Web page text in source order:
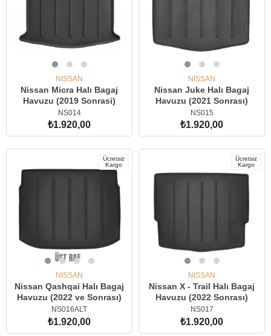
NISSAN
Nissan Micra Halı Bagaj
Havuzu (2019 Sonrasi)
NS014
₺1.920,00
SEPETE EKLE
NISSAN
Nissan Juke Halı Bagaj
Havuzu (2021 Sonrası)
NS015
₺1.920,00
SEPETE EKLE
Ücretsiz
Kargo
NISSAN
Nissan Qashqai Halı Bagaj
Havuzu (2022 ve Sonrası)
NS016ALT
₺1.920,00
Ücretsiz
Kargo
NISSAN
Nissan X - Trail Halı Bagaj
Havuzu (2022 Sonrası)
NS017
₺1.920,00